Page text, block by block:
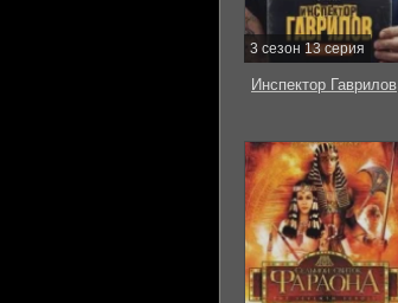
3 сезон 13 серия
Инспектор Гаврилов